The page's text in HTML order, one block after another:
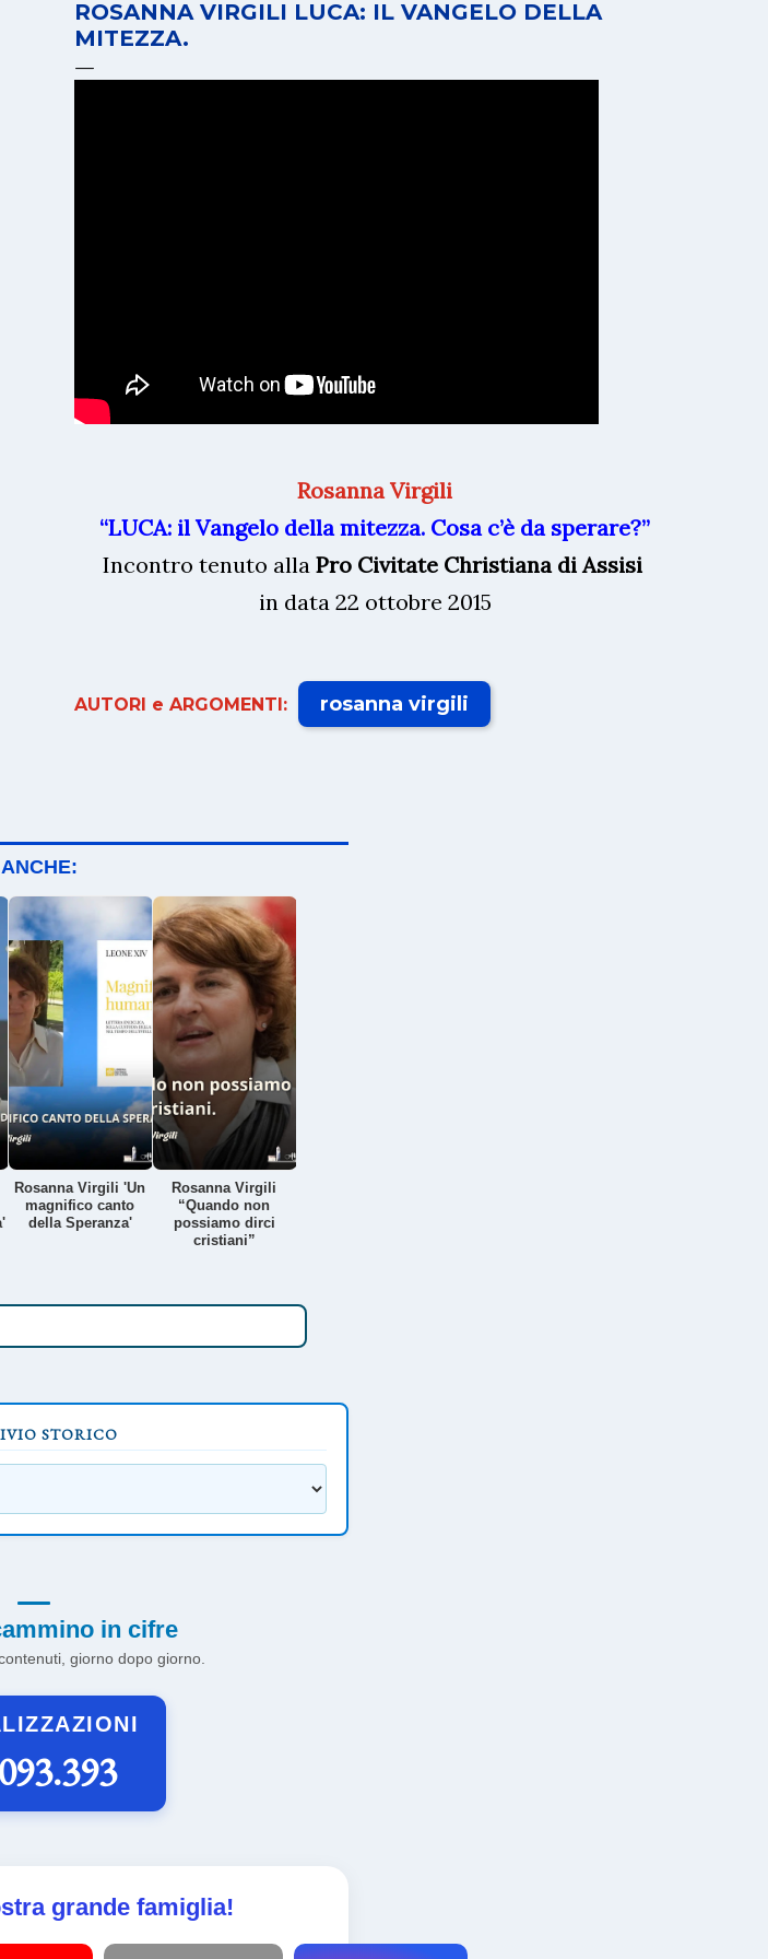
ROSANNA VIRGILI LUCA: IL VANGELO DELLA
MITEZZA.
Rosanna Virgili
“LUCA: il Vangelo della mitezza. Cosa c’è da sperare?”
Incontro tenuto alla Pro Civitate Christiana di Assisi
in data 22 ottobre 2015
AUTORI e ARGOMENTI: rosanna virgili
Rosanna Virgili 'Un
magnifico canto
della Speranza'
Rosanna Virgili
“Quando non
possiamo dirci
cristiani”
STORICO
in cifre
giorno dopo giorno.
grande famiglia!